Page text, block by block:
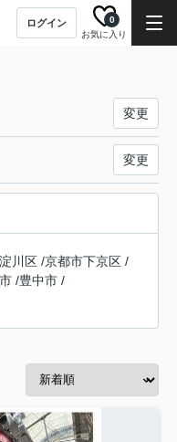
ログイン
お気に入り
0
変更
変更
川区 /京都市下京区 /
/豊中市 /